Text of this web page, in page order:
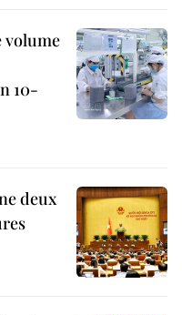
volume
10-
deux